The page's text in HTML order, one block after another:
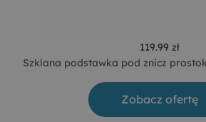
119.99 zł
Szklana podstawka pod znicz
Zobacz ofertę